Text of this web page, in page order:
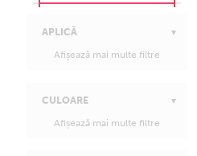
APLICĂ
Afișează mai multe filtre
CULOARE
Afișează mai multe filtre